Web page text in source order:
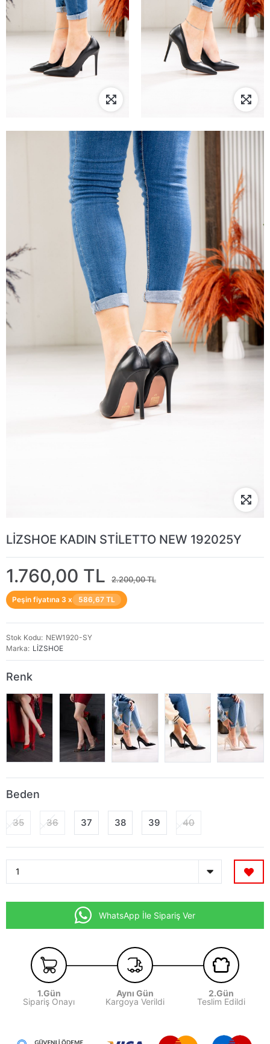
LİZSHOE KADIN STİLETTO NEW 192025Y
1.760,00 TL 2.200,00 TL
Peşin fiyatına 3 x 586,67 TL
Stok Kodu
NEW1920-SY
Marka
LİZSHOE
Renk
Beden
35 36 37 38 39 40
WhatsApp İle Sipariş Ver
1.Gün
Sipariş Onayı
Aynı Gün
Kargoya Verildi
2.Gün
Teslim Edildi